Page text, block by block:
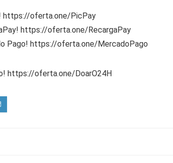
https://oferta.one/PicPay
https://oferta.one/RecargaPay
Pago! https://oferta.one/MercadoPago
https://oferta.one/DoarO24H